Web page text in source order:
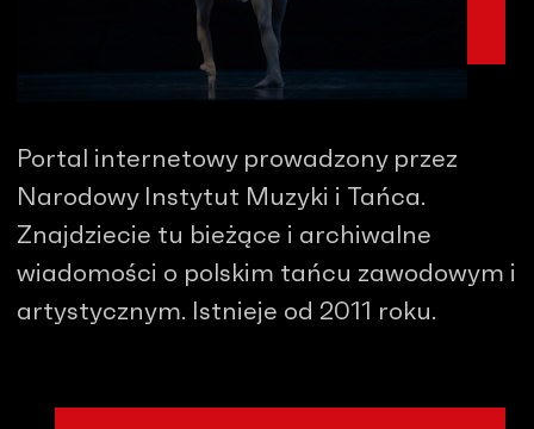
Portal internetowy prowadzony przez
Narodowy Instytut Muzyki i Tańca.
Znajdziecie tu bieżące i archiwalne
wiadomości o polskim tańcu zawodowym i
artystycznym. Istnieje od 2011 roku.